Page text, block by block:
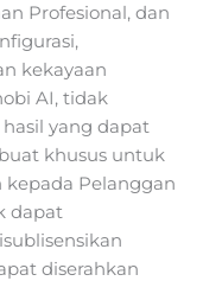
Profesional, dan
kekayaan
AI, tidak
yang dapat
khusus untuk
Pelanggan
dapat
diserahkan